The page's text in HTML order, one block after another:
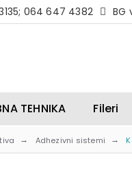
064 647 4382 BG
TEHNIKA Fileri
Adhezivni sistemi